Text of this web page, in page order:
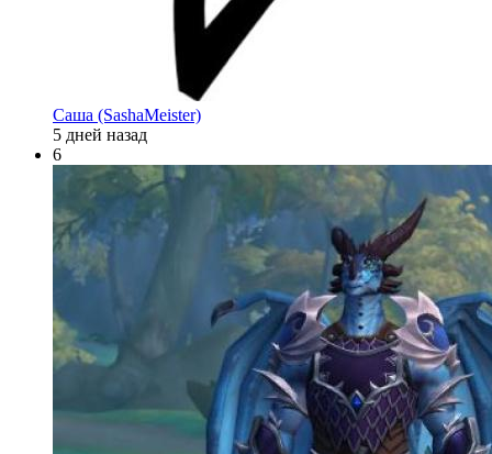
Саша (SashaMeister)
5 дней назад
6